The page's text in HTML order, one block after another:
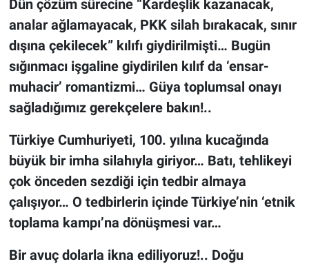
Dün çözüm sürecine “Kardeşlik kazanacak,
analar ağlamayacak, PKK silah bırakacak, sınır
dışına çekilecek” kılıfı giydirilmişti… Bugün
sığınmacı işgaline giydirilen kılıf da ‘ensar-
muhacir’ romantizmi… Güya toplumsal onayı
sağladığımız gerekçelere bakın!..
Türkiye Cumhuriyeti, 100. yılına kucağında
büyük bir imha silahıyla giriyor… Batı, tehlikeyi
çok önceden sezdiği için tedbir almaya
çalışıyor… O tedbirlerin içinde Türkiye’nin ‘etnik
toplama kampı’na dönüşmesi var…
Bir avuç dolarla ikna ediliyoruz!.. Doğu